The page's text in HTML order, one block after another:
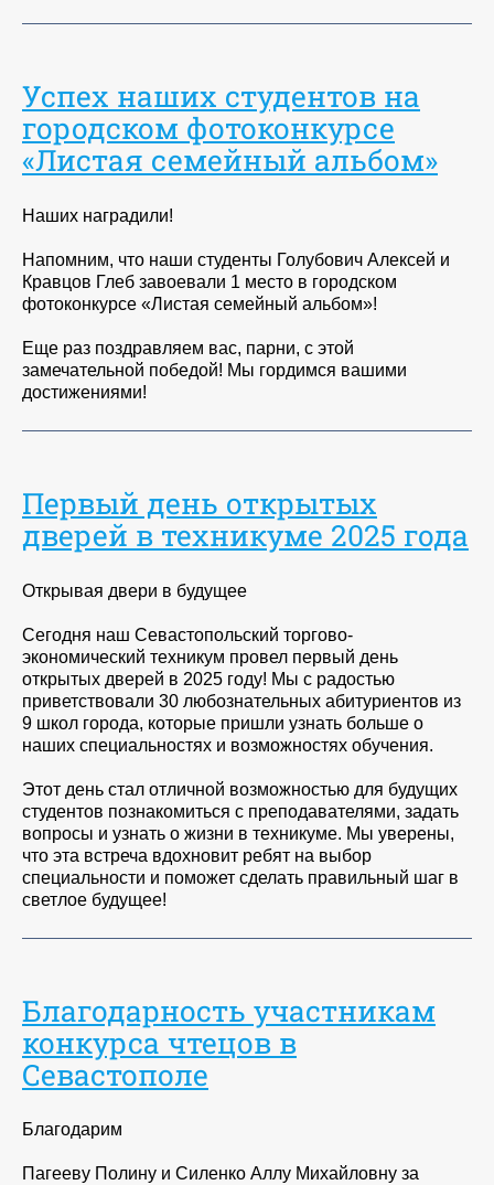
Успех наших студентов на
городском фотоконкурсе
«Листая семейный альбом»
Наших наградили!
Напомним, что наши студенты Голубович Алексей и
Кравцов Глеб завоевали 1 место в городском
фотоконкурсе «Листая семейный альбом»!
Еще раз поздравляем вас, парни, с этой
замечательной победой! Мы гордимся вашими
достижениями!
Первый день открытых
дверей в техникуме 2025 года
Открывая двери в будущее
Сегодня наш Севастопольский торгово-
экономический техникум провел первый день
открытых дверей в 2025 году! Мы с радостью
приветствовали 30 любознательных абитуриентов из
9 школ города, которые пришли узнать больше о
наших специальностях и возможностях обучения.
Этот день стал отличной возможностью для будущих
студентов познакомиться с преподавателями, задать
вопросы и узнать о жизни в техникуме. Мы уверены,
что эта встреча вдохновит ребят на выбор
специальности и поможет сделать правильный шаг в
светлое будущее!
Благодарность участникам
конкурса чтецов в
Севастополе
Благодарим
Пагееву Полину и Силенко Аллу Михайловну за